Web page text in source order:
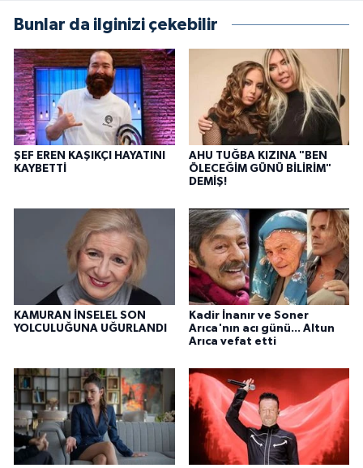
Bunlar da ilginizi çekebilir
ŞEF EREN KAŞIKÇI HAYATINI
KAYBETTİ
AHU TUĞBA KIZINA "BEN
ÖLECEĞİM GÜNÜ BİLİRİM"
DEMİŞ!
KAMURAN İNSELEL SON
YOLCULUĞUNA UĞURLANDI
Kadir İnanır ve Soner
Arıca'nın acı günü... Altun
Arıca vefat etti